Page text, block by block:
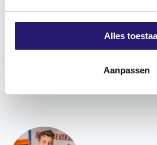
Alles
Aanpassen
Korte schroeven hebben juist
voorzien van een steeds groter
De focus van de SilverMate